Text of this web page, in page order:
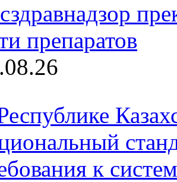
препаратов
к